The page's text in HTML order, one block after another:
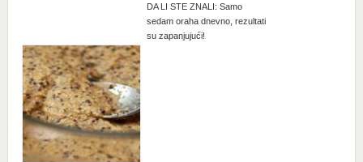
DA LI STE ZNALI: Samo
sedam oraha dnevno, rezultati
su zapanjujući!